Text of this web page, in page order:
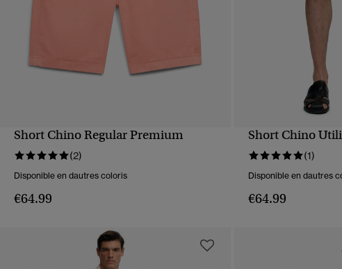
APERÇU RAPIDE
Short Chino Regular Premium
(2)
Disponible en dautres coloris
€64.99
Short Chino
(1)
Disponible en dautres
€64.99